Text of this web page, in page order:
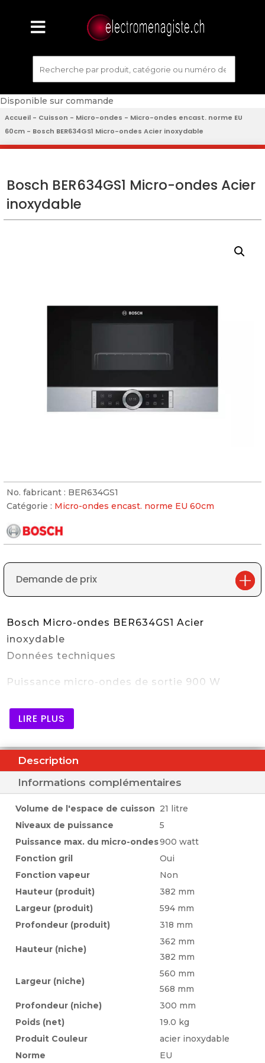
Disponible sur commande
Accueil - Cuisson - Micro-ondes - Micro-ondes encast. norme EU
60cm - Bosch BER634GS1 Micro-ondes Acier inoxydable
Bosch BER634GS1 Micro-ondes Acier
inoxydable
No. fabricant : BER634GS1
Catégorie : Micro-ondes encast. norme EU 60cm
Demande de prix
Bosch Micro-ondes BER634GS1 Acier
inoxydable
Données techniques
Puissance micro-ondes de sortie 900 W
LIRE PLUS
Description
Informations complémentaires
Volume de l'espace de cuisson 21 litre
Niveaux de puissance
5
Puissance max. du micro-ondes900 watt
Fonction gril
Oui
Fonction vapeur
Non
Hauteur (produit)
382 mm
Largeur (produit)
594 mm
Profondeur (produit)
318 mm
Hauteur (niche)
362 mm
382 mm
Largeur (niche)
560 mm
568 mm
Profondeur (niche)
300 mm
Poids (net)
19.0 kg
Produit Couleur
acier inoxydable
Norme
EU